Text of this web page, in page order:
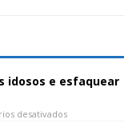
idosos e esfaquear
desativados